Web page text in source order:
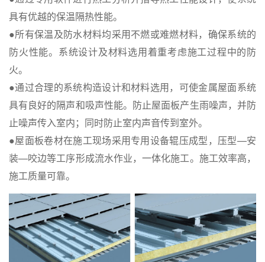
具有优越的保温隔热性能。
●所有保温及防水材料均采用不燃或难燃材料，确保系统的
防火性能。系统设计及材料选用着重考虑施工过程中的防
火。
●通过合理的系统构造设计和材料选用，可使金属屋面系统
具有良好的隔声和吸声性能。防止屋面板产生雨噪声，并防
止噪声传入室内；同时防止室内声音传到室外。
●屋面板卷材在施工现场采用专用设备辊压成型，压型—安
装—咬边等工序形成流水作业，一体化施工。施工效率高，
施工质量可靠。